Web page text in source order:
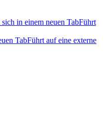
in einem neuen TabFührt
TabFührt auf eine externe